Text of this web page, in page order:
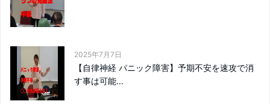
2025年7月7日
【自律神経 パニック障害】予期不安を速攻で消
す事は可能...